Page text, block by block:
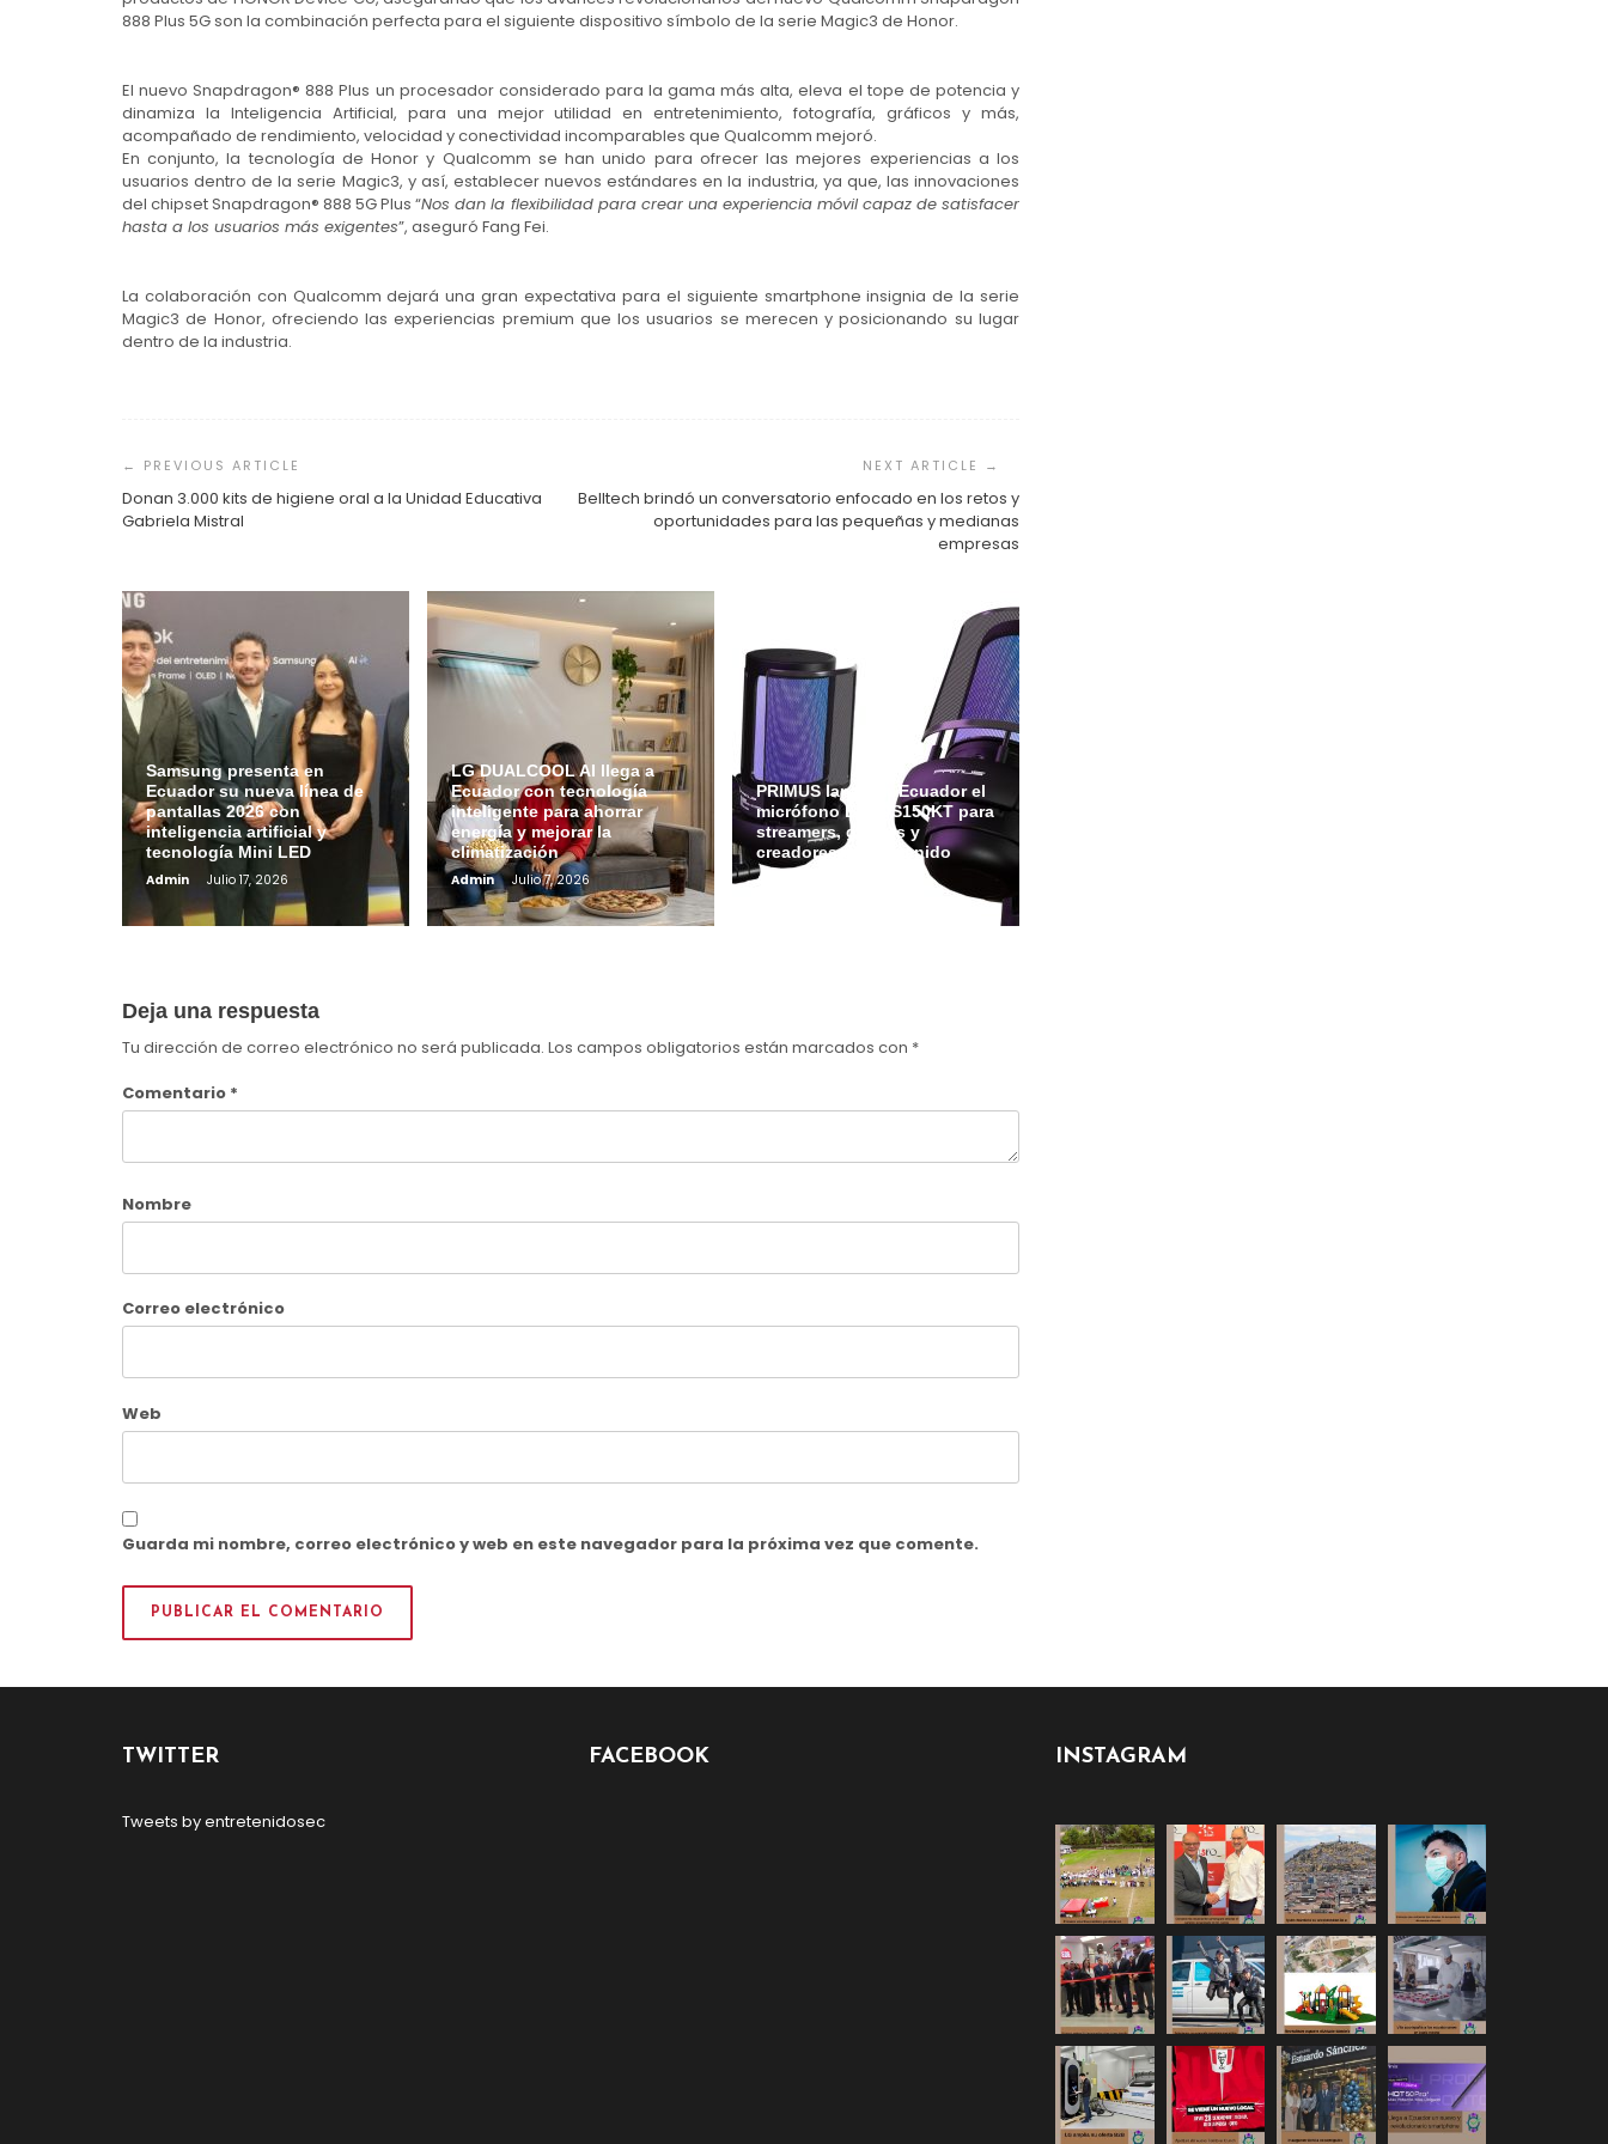
888 Plus 5G son la combinación perfecta para el siguiente dispositivo símbolo de la serie Magic3 de Honor.
El nuevo Snapdragon® 888 Plus un procesador considerado para la gama más alta, eleva el tope de potencia y
dinamiza la Inteligencia Artificial, para una mejor utilidad en entretenimiento, fotografía, gráficos y más,
acompañado de rendimiento, velocidad y conectividad incomparables que Qualcomm mejoró.
En conjunto, la tecnología de Honor y Qualcomm se han unido para ofrecer las mejores experiencias a los
usuarios dentro de la serie Magic3, y así, establecer nuevos estándares en la industria, ya que, las innovaciones
del chipset Snapdragon® 888 5G Plus “Nos dan la flexibilidad para crear una experiencia móvil capaz de satisfacer
hasta a los usuarios más exigentes”, aseguró Fang Fei.
La colaboración con Qualcomm dejará una gran expectativa para el siguiente smartphone insignia de la serie
Magic3 de Honor, ofreciendo las experiencias premium que los usuarios se merecen y posicionando su lugar
dentro de la industria.
de
entradas
Donan 3.000 kits de higiene oral a la Unidad Educativa
Gabriela Mistral
Belltech brindó un conversatorio enfocado en los retos y
oportunidades para las pequeñas y medianas
empresas
Samsung presenta en
Ecuador su nueva línea de
pantallas 2026 con
inteligencia artificial y
tecnología Mini LED
Admin Julio 17, 2026
LG DUALCOOL AI llega a
Ecuador con tecnología
inteligente para ahorrar
energía y mejorar la
climatización
Admin Julio 7, 2026
PRIMUS lanza en Ecuador el
micrófono ETHOS150KT para
streamers, gamers y
creadores de contenido
Admin
Deja una respuesta
Tu dirección de correo electrónico no será publicada. Los campos obligatorios están marcados con *
Comentario *
Nombre
Correo electrónico
Web
Guarda mi nombre, correo electrónico y web en este navegador para la próxima vez que comente.
TWITTER
Tweets by entretenidosec
FACEBOOK INSTAGRAM